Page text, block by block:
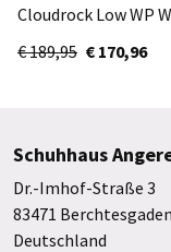
Cloudrock Low WP
€ 189,95 € 170,96
Schuhhaus
Dr.-Imhof-Straße 3
83471 Berchtesgaden
Deutschland